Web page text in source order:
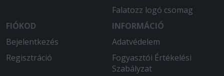
Falatozz logó csomag
FIÓKOD
Bejelentkezés
Regisztráció
INFORMÁCIÓ
Adatvédelem
Fogyasztói Értékelési
Szabályzat